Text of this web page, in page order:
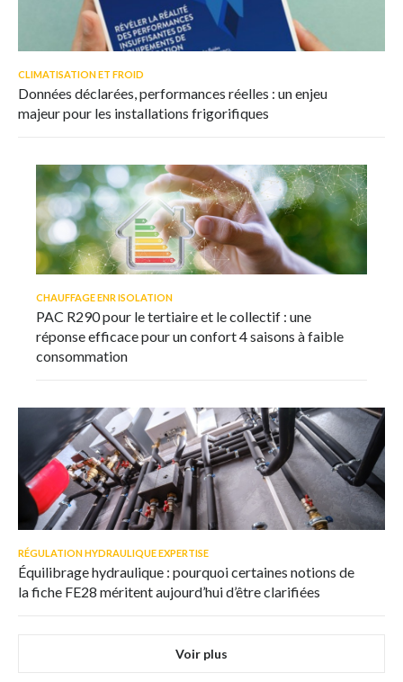
CLIMATISATION ET FROID
Données déclarées, performances réelles : un enjeu
majeur pour les installations frigorifiques
CHAUFFAGE ENR ISOLATION
PAC R290 pour le tertiaire et le collectif : une
réponse efficace pour un confort 4 saisons à faible
consommation
RÉGULATION HYDRAULIQUE EXPERTISE
Équilibrage hydraulique : pourquoi certaines notions de
la fiche FE28 méritent aujourd’hui d’être clarifiées
Voir plus